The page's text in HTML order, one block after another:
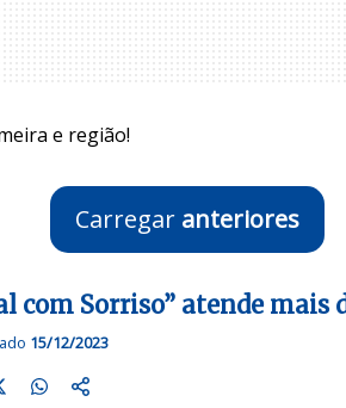
e região!
Carregar anteriores
com Sorriso” atende mais
15/12/2023